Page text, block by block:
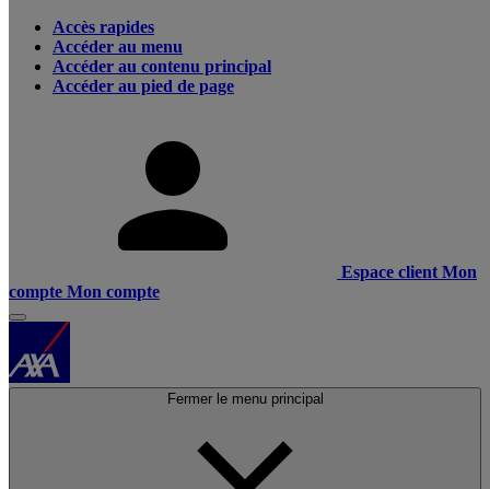
Accès rapides
Accéder au menu
Accéder au contenu principal
Accéder au pied de page
Espace client Mon
compte Mon compte
Fermer le menu principal